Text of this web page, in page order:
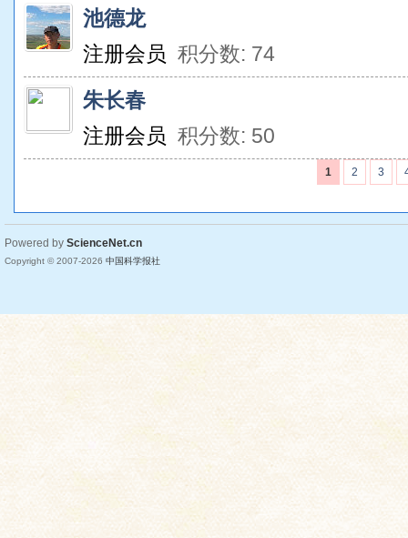
池德龙
注册会员 积分数: 74
朱长春
注册会员 积分数: 50
1 2 3
Powered by ScienceNet.cn
Copyright © 2007-2026 中国科学报社